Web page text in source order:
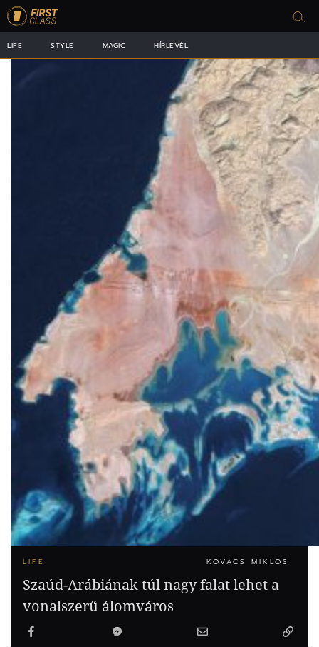
LIFE STYLE MAGIC HÍRLEVÉL
LIFE KOVÁCS MIKLÓS
Szaúd-Arábiának túl nagy falat lehet a
vonalszerű álomváros